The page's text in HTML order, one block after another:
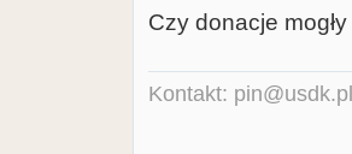
Czy donacje
Kontakt: pin@usdk.pl